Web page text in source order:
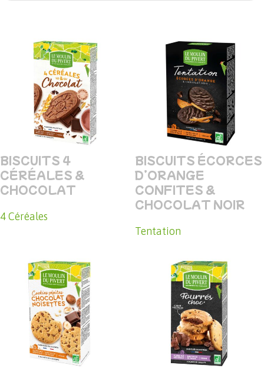
BISCUITS 4
CÉRÉALES &
CHOCOLAT
4 Céréales
BISCUITS ÉCORCES
D’ORANGE
CONFITES &
CHOCOLAT NOIR
Tentation